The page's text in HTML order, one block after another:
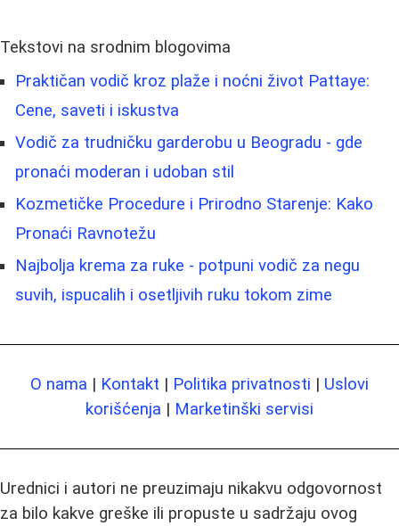
Tekstovi na srodnim blogovima
Praktičan vodič kroz plaže i noćni život Pattaye:
Cene, saveti i iskustva
Vodič za trudničku garderobu u Beogradu - gde
pronaći moderan i udoban stil
Kozmetičke Procedure i Prirodno Starenje: Kako
Pronaći Ravnotežu
Najbolja krema za ruke - potpuni vodič za negu
suvih, ispucalih i osetljivih ruku tokom zime
O nama | Kontakt | Politika privatnosti | Uslovi
korišćenja | Marketinški servisi
Urednici i autori ne preuzimaju nikakvu odgovornost
za bilo kakve greške ili propuste u sadržaju ovog